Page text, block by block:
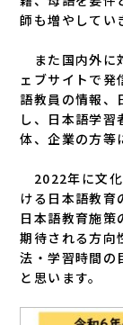
師も増やしてい
また国内外に
ェブサイトで発
語教員の情報、
し、日本語学
体、企業の方等
2022年に文化
ける日本語教育
日本語教育施策
期待される方向
法・学習時間の
と思います。